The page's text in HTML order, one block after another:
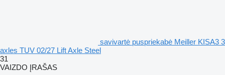
savivartė puspriekabė Meiller KISA3 3
axles TUV 02/27 Lift Axle Steel
31
VAIZDO ĮRAŠAS